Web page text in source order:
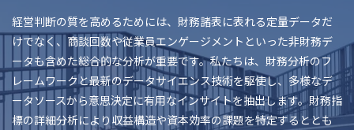
経営判断の質を高めるためには、財務諸表に表れる定量データだ
けでなく、商談回数や従業員エンゲージメントといった非財務デ
ータも含めた総合的な分析が重要です。私たちは、財務分析のフ
レームワークと最新のデータサイエンス技術を駆使し、多様なデ
ータソースから意思決定に有用なインサイトを抽出します。財務指
標の詳細分析により収益構造や資本効率の課題を特定するととも